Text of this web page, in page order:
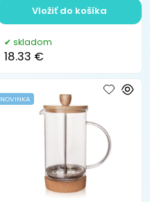
skladom
18.33 €
Vložiť do košíka
NOVINKA